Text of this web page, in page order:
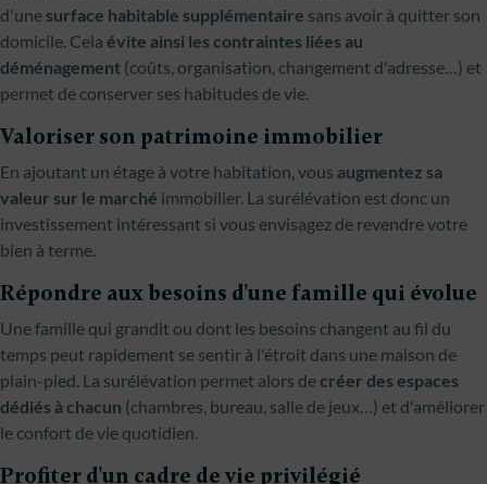
d'une surface habitable supplémentaire sans avoir à quitter son
domicile. Cela évite ainsi les contraintes liées au
déménagement (coûts, organisation, changement d'adresse…) et
permet de conserver ses habitudes de vie.
Valoriser son patrimoine immobilier
En ajoutant un étage à votre habitation, vous augmentez sa
valeur sur le marché immobilier. La surélévation est donc un
investissement intéressant si vous envisagez de revendre votre
bien à terme.
Répondre aux besoins d'une famille qui évolue
Une famille qui grandit ou dont les besoins changent au fil du
temps peut rapidement se sentir à l'étroit dans une maison de
plain-pied. La surélévation permet alors decréer des espaces
dédiés à chacun (chambres, bureau, salle de jeux…) et d'améliorer
le confort de vie quotidien.
Profiter d'un cadre de vie privilégié